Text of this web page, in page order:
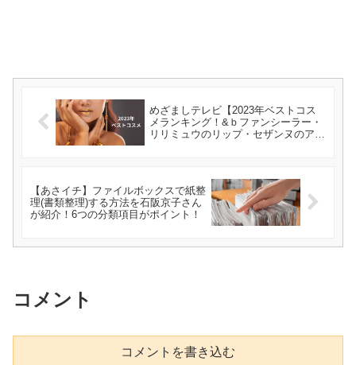
めざましテレビ【2023年ベストコス
メランキング！&ｂファンシーラー・
リリミュウのリップ・セザンヌのアイ
【あさイチ】ファイルボックスで紙整
理(書類整理)する方法を石阪京子さん
が紹介！6つの分類項目がポイント！
コメント
コメントを書き込む